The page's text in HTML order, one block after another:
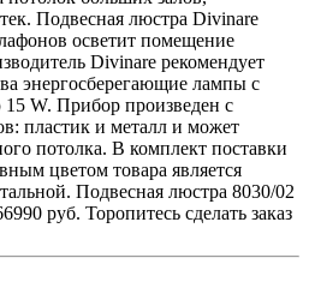
Подвесная люстра Divinare
осветит помещение
Divinare рекомендует
энергосберегающие лампы с
W. Прибор произведен с
пластик и металл и может
потолка. В комплект поставки
цветом товара является
Подвесная люстра 8030/02
руб. Торопитесь сделать заказ